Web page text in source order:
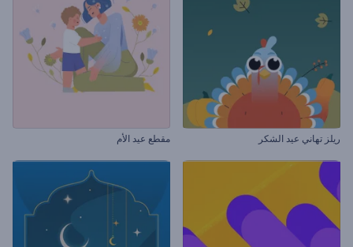
ريلز تهاني عيد الشكر مقطع عيد الأم